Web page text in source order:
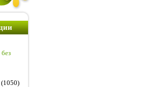
(1050)